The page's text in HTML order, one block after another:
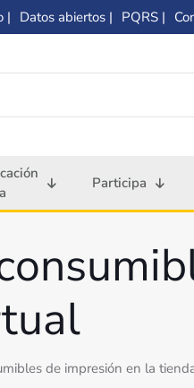
| Datos abiertos | PQRS |
Participa
de impresión en la